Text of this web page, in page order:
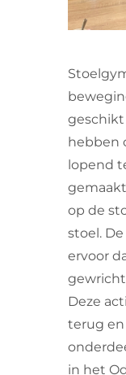
hebben
lopend
op de
stoel.
ervoor
Deze
terug en
in het